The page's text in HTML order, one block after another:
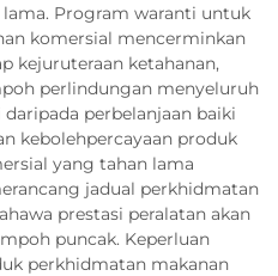
Program waranti untuk
komersial mencerminkan
kejuruteraan ketahanan,
perlindungan menyeluruh
perbelanjaan baiki
kebolehpercayaan produk
yang tahan lama
jadual perkhidmatan
prestasi peralatan akan
puncak. Keperluan
perkhidmatan makanan